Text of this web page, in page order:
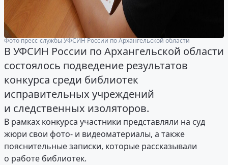
Фото пресс-службы УФСИН России по Архангельской области
В УФСИН России по Архангельской области
состоялось подведение результатов
конкурса среди библиотек
исправительных учреждений
и следственных изоляторов.
В рамках конкурса участники представляли на суд
жюри свои фото- и видеоматериалы, а также
пояснительные записки, которые рассказывали
о работе библиотек.